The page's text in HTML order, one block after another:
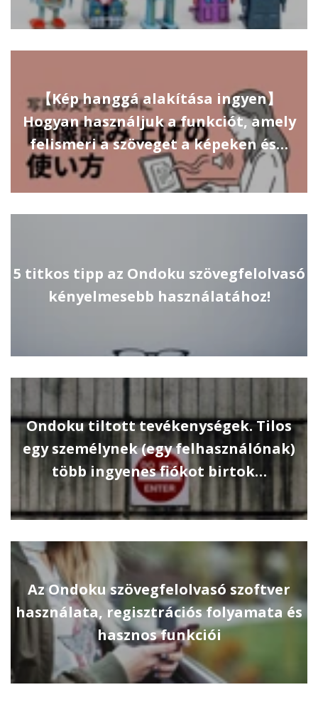
【Kép hanggá alakítása ingyen】
Hogyan használjuk a funkciót, amely
felismeri a szöveget a képeken és…
5 titkos tipp az Ondoku szövegfelolvasó
kényelmesebb használatához!
Ondoku tiltott tevékenységek. Tilos
egy személynek (egy felhasználónak)
több ingyenes fiókot birtok…
Az Ondoku szövegfelolvasó szoftver
használata, regisztrációs folyamata és
hasznos funkciói